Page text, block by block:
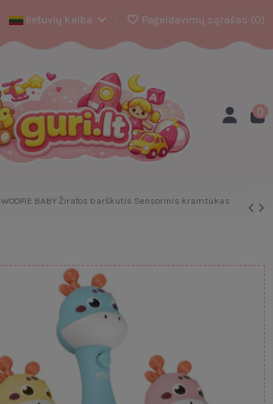
lietuvių kalba Pageidavimų sąrašas (0)
0
WOOPIE BABY Žirafos barškutis Sensorinis kramtukas